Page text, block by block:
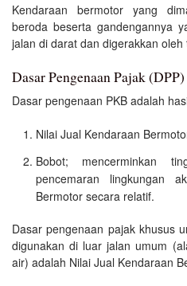
Kendaraan bermotor yang
beroda beserta gandengannya
jalan di darat dan digerakkan oleh
Dasar Pengenaan Pajak (DPP)
Dasar pengenaan PKB adalah
Nilai Jual Kendaraan
Bobot; mencerminkan
pencemaran lingkungan
Bermotor secara relatif.
Dasar pengenaan pajak khusus
digunakan di luar jalan umum
air) adalah Nilai Jual Kendaraan